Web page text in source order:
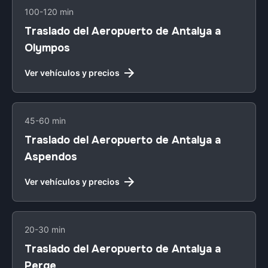
100-120 min
Traslado del Aeropuerto de Antalya a
Olympos
Ver vehículos y precios
45-60 min
Traslado del Aeropuerto de Antalya a
Aspendos
Ver vehículos y precios
20-30 min
Traslado del Aeropuerto de Antalya a